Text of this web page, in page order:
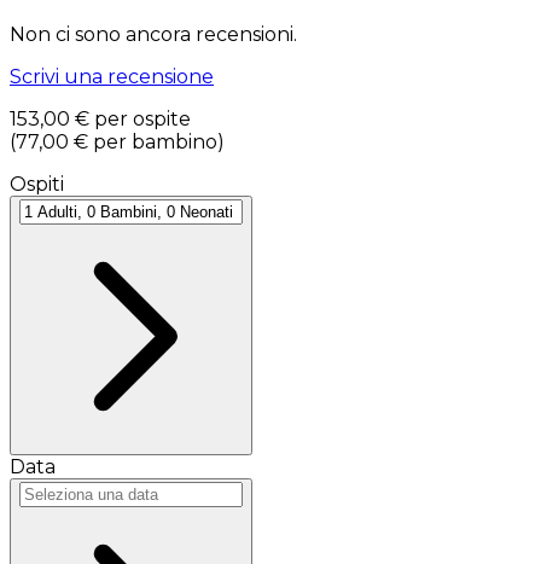
Non ci sono ancora recensioni.
Scrivi una recensione
153,00 € per ospite
(77,00 € per bambino)
Ospiti
Data